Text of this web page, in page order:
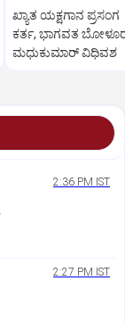
ಖ್ಯಾತ ಯಕ್ಷಗಾನ ಪ್ರಸಂಗ
ಕರ್ತ, ಭಾಗವತ
ಮಧುಕುಮಾರ್ ವಿಧಿವಶ
2:36 PM IST
2:27 PM IST